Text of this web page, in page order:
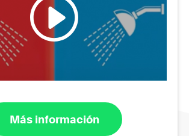
Más información